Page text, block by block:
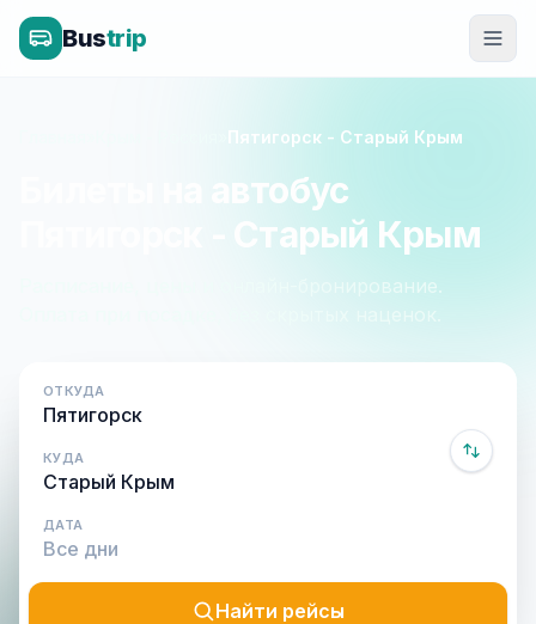
Bustrip
Пятигорск - Старый Крым
Билеты на автобус
Пятигорск - Старый Крым
Расписание, цены и онлайн-бронирование.
Оплата при посадке, без скрытых наценок.
ОТКУДА
КУДА
ДАТА
Найти рейсы